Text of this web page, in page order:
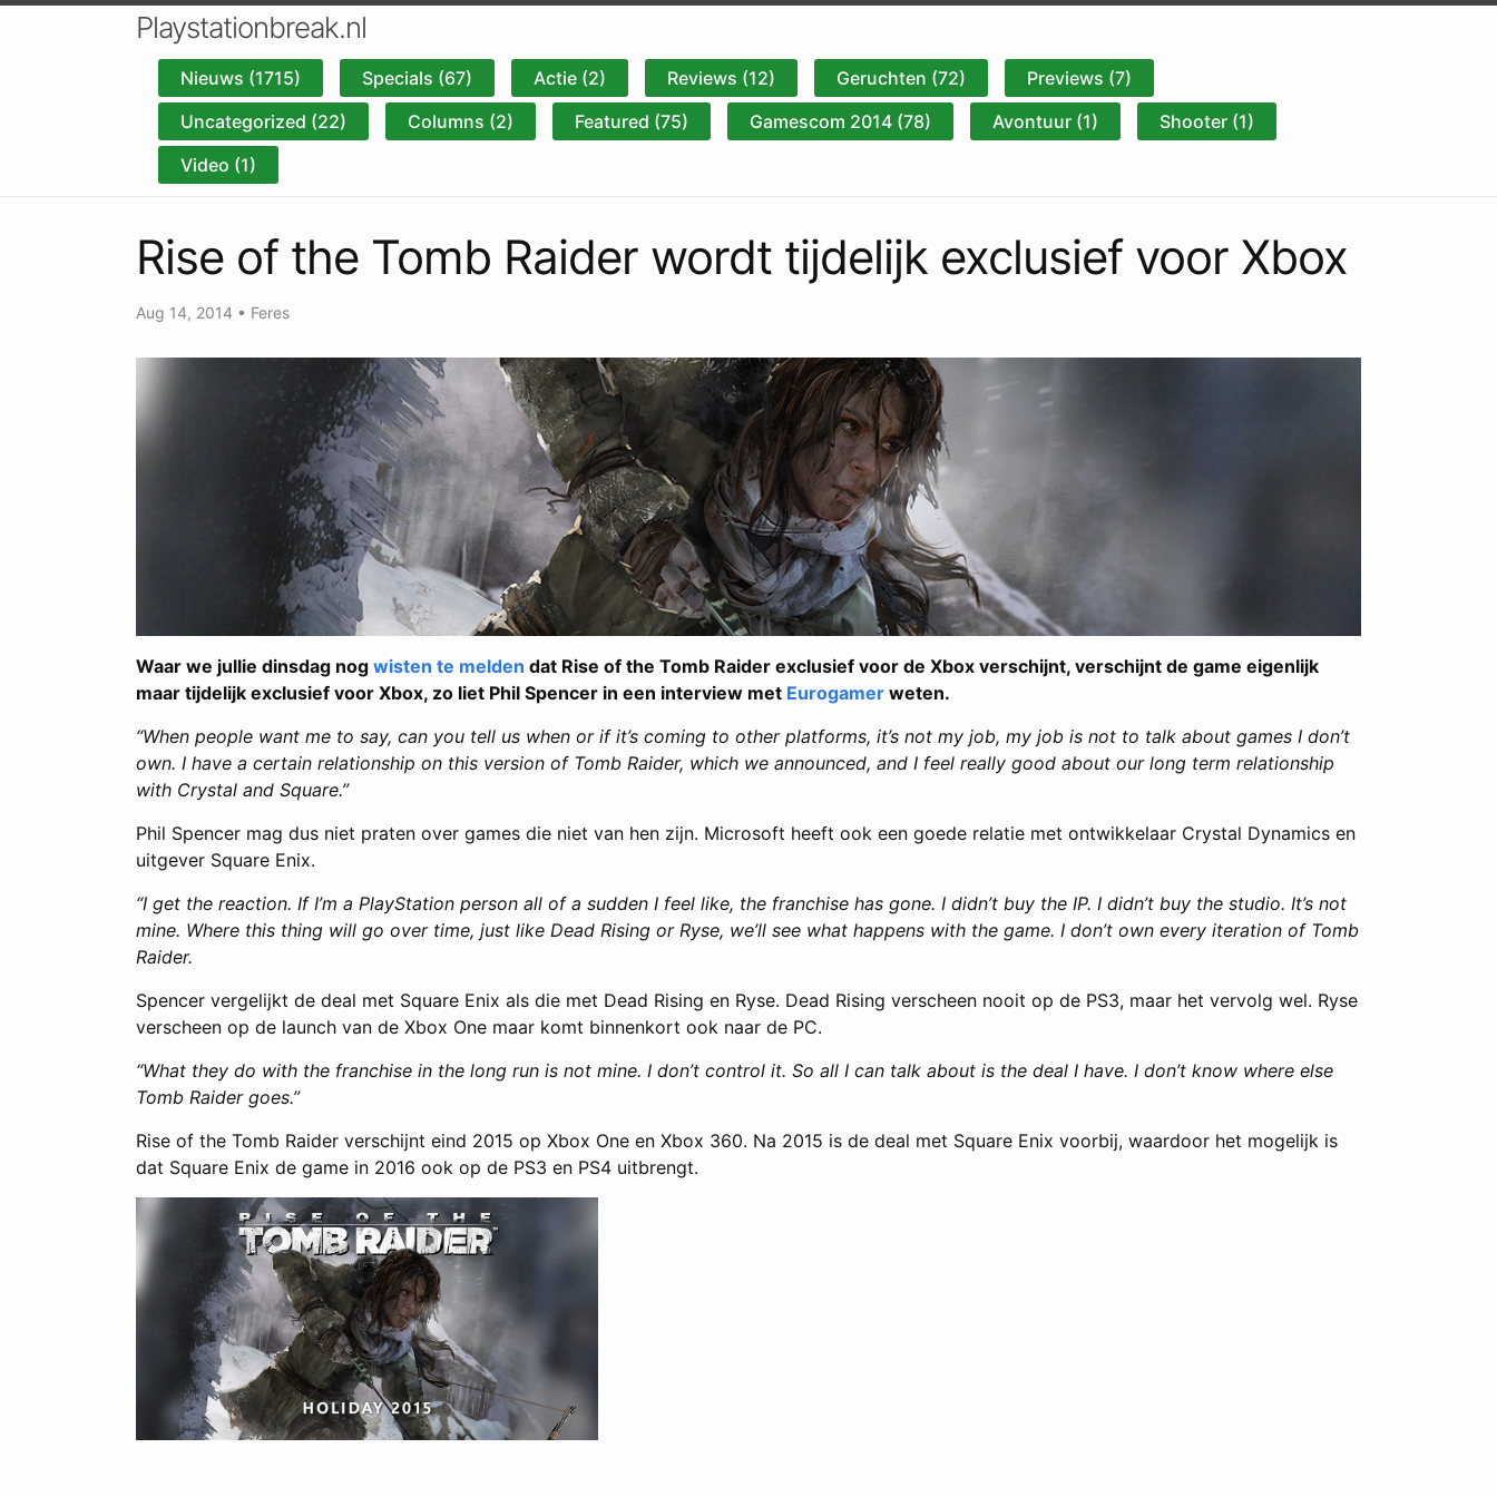
Playstationbreak.nl
Nieuws (1715) Specials (67) Actie (2) Reviews (12) Geruchten (72)
Previews (7)
Uncategorized (22)
Columns (2) Featured (75) Gamescom 2014 (78) Avontuur (1)
Shooter (1)
Video (1)
Rise of the Tomb Raider wordt tijdelijk exclusief voor Xbox
Aug 14, 2014 • Feres
Waar we jullie dinsdag nog wisten te melden dat Rise of the Tomb Raider exclusief voor de Xbox verschijnt, verschijnt de game eigenlijk
maar tijdelijk exclusief voor Xbox, zo liet Phil Spencer in een interview met Eurogamer weten.
“When people want me to say, can you tell us when or if it’s coming to other platforms, it’s not my job, my job is not to talk about games I don’t
own. I have a certain relationship on this version of Tomb Raider, which we announced, and I feel really good about our long term relationship
with Crystal and Square.”
Phil Spencer mag dus niet praten over games die niet van hen zijn. Microsoft heeft ook een goede relatie met ontwikkelaar Crystal Dynamics en
uitgever Square Enix.
“I get the reaction. If I’m a PlayStation person all of a sudden I feel like, the franchise has gone. I didn’t buy the IP. I didn’t buy the studio. It’s not
mine. Where this thing will go over time, just like Dead Rising or Ryse, we’ll see what happens with the game. I don’t own every iteration of Tomb
Raider.
Spencer vergelijkt de deal met Square Enix als die met Dead Rising en Ryse. Dead Rising verscheen nooit op de PS3, maar het vervolg wel. Ryse
verscheen op de launch van de Xbox One maar komt binnenkort ook naar de PC.
“What they do with the franchise in the long run is not mine. I don’t control it. So all I can talk about is the deal I have. I don’t know where else
Tomb Raider goes.”
Rise of the Tomb Raider verschijnt eind 2015 op Xbox One en Xbox 360. Na 2015 is de deal met Square Enix voorbij, waardoor het mogelijk is
dat Square Enix de game in 2016 ook op de PS3 en PS4 uitbrengt.